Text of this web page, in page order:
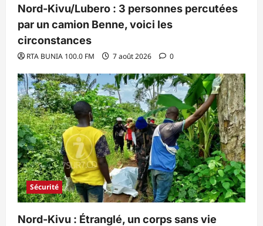
Nord-Kivu/Lubero : 3 personnes percutées
par un camion Benne, voici les
circonstances
RTA BUNIA 100.0 FM 7 août 2026 0
Sécurité
Nord-Kivu : Étranglé, un corps sans vie